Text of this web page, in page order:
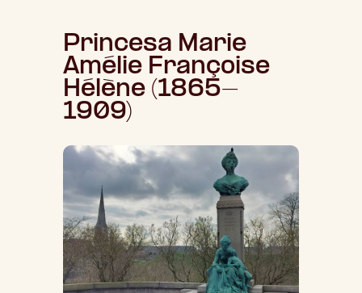
Princesa Marie
Amélie Françoise
Hélène (1865-
1909)